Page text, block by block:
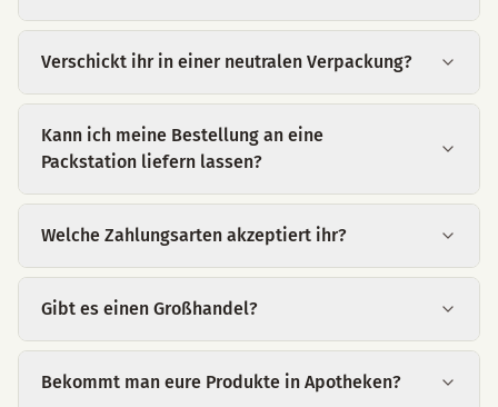
Verschickt ihr in einer neutralen Verpackung?
Kann ich meine Bestellung an eine
Packstation liefern lassen?
Welche Zahlungsarten akzeptiert ihr?
Gibt es einen Großhandel?
Bekommt man eure Produkte in Apotheken?